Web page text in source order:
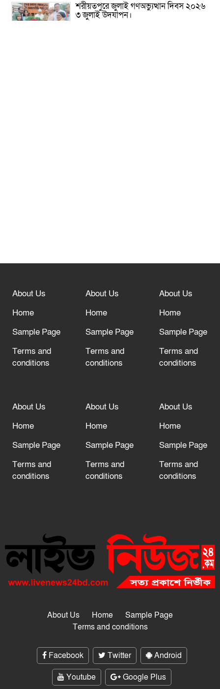
শরীয়তপুরে জুলাই গণঅভ্যুত্থান দিবস ২০২৬
৩ জুলাই উদযাপন।
“অসহযোগ” আন্দোলনের হুমকি
দরজা খোলা রেখেছেন
About Us
Home
Sample Page
Terms and
conditions
About Us
Home
Sample Page
Terms and
conditions
About Us
Home
Sample Page
Terms and
conditions
About Us
Home
Sample Page
Terms and
conditions
About Us
Home
Sample Page
Terms and
conditions
About Us
Home
Sample Page
Terms and
conditions
About Us Home
Sample Page
Terms and conditions
Facebook Twitter
Android
Youtube
Google Plus